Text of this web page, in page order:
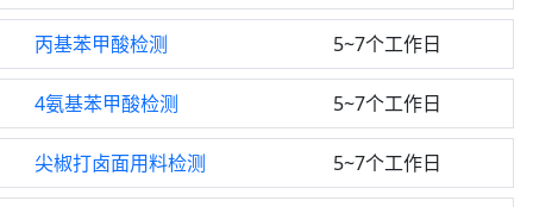
丙基苯甲酸检测 5~7个工作日
4氨基苯甲酸检测 5~7个工作日
尖椒打卤面用料检测 5~7个工作日